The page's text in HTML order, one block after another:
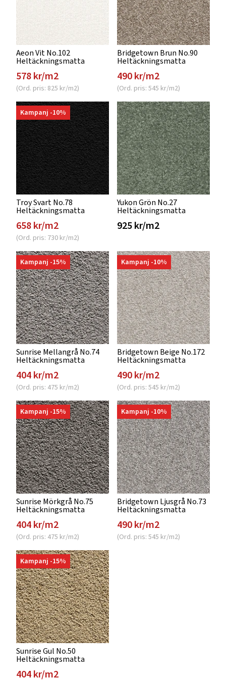
Aeon Vit No.102
Heltäckningsmatta
578 kr/m2
(Ord. pris: 825 kr/m2)
Bridgetown Brun No.90
Heltäckningsmatta
490 kr/m2
(Ord. pris: 545 kr/m2)
Kampanj -10%
Troy Svart No.78
Heltäckningsmatta
658 kr/m2
(Ord. pris: 730 kr/m2)
Yukon Grön No.27
Heltäckningsmatta
925 kr/m2
Kampanj -15%
Sunrise Mellangrå No.74
Heltäckningsmatta
404 kr/m2
(Ord. pris: 475 kr/m2)
Kampanj -10%
Bridgetown Beige No.172
Heltäckningsmatta
490 kr/m2
(Ord. pris: 545 kr/m2)
Kampanj -15%
Sunrise Mörkgrå No.75
Heltäckningsmatta
404 kr/m2
(Ord. pris: 475 kr/m2)
Kampanj -10%
Bridgetown Ljusgrå No.73
Heltäckningsmatta
490 kr/m2
(Ord. pris: 545 kr/m2)
Kampanj -15%
Sunrise Gul No.50
Heltäckningsmatta
404 kr/m2